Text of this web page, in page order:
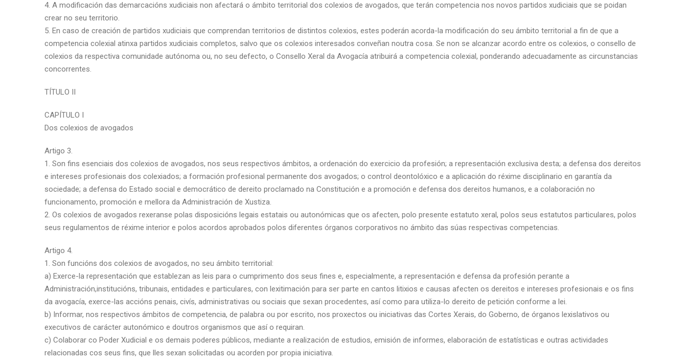
4. A modificación das demarcacións xudiciais non afectará o ámbito territorial dos colexios de avogados, que terán competencia nos novos partidos xudiciais que se poidan
crear no seu territorio.
5. En caso de creación de partidos xudiciais que comprendan territorios de distintos colexios, estes poderán acorda-la modificación do seu ámbito territorial a fin de que a
competencia colexial atinxa partidos xudiciais completos, salvo que os colexios interesados conveñan noutra cosa. Se non se alcanzar acordo entre os colexios, o consello de
colexios da respectiva comunidade autónoma ou, no seu defecto, o Consello Xeral da Avogacía atribuirá a competencia colexial, ponderando adecuadamente as circunstancias
concorrentes.
TÍTULO II
CAPÍTULO I
Dos colexios de avogados
Artigo 3.
1. Son fins esenciais dos colexios de avogados, nos seus respectivos ámbitos, a ordenación do exercicio da profesión; a representación exclusiva desta; a defensa dos dereitos
e intereses profesionais dos colexiados; a formación profesional permanente dos avogados; o control deontolóxico e a aplicación do réxime disciplinario en garantía da
sociedade; a defensa do Estado social e democrático de dereito proclamado na Constitución e a promoción e defensa dos dereitos humanos, e a colaboración no
funcionamento, promoción e mellora da Administración de Xustiza.
2. Os colexios de avogados rexeranse polas disposicións legais estatais ou autonómicas que os afecten, polo presente estatuto xeral, polos seus estatutos particulares, polos
seus regulamentos de réxime interior e polos acordos aprobados polos diferentes órganos corporativos no ámbito das súas respectivas competencias.
Artigo 4.
1. Son funcións dos colexios de avogados, no seu ámbito territorial:
a) Exerce-la representación que establezan as leis para o cumprimento dos seus fines e, especialmente, a representación e defensa da profesión perante a
Administración,institucións, tribunais, entidades e particulares, con lexitimación para ser parte en cantos litixios e causas afecten os dereitos e intereses profesionais e os fins
da avogacía, exerce-las accións penais, civís, administrativas ou sociais que sexan procedentes, así como para utiliza-lo dereito de petición conforme a lei.
b) Informar, nos respectivos ámbitos de competencia, de palabra ou por escrito, nos proxectos ou iniciativas das Cortes Xerais, do Goberno, de órganos lexislativos ou
executivos de carácter autonómico e doutros organismos que así o requiran.
c) Colaborar co Poder Xudicial e os demais poderes públicos, mediante a realización de estudios, emisión de informes, elaboración de estatísticas e outras actividades
relacionadas cos seus fins, que lles sexan solicitadas ou acorden por propia iniciativa.